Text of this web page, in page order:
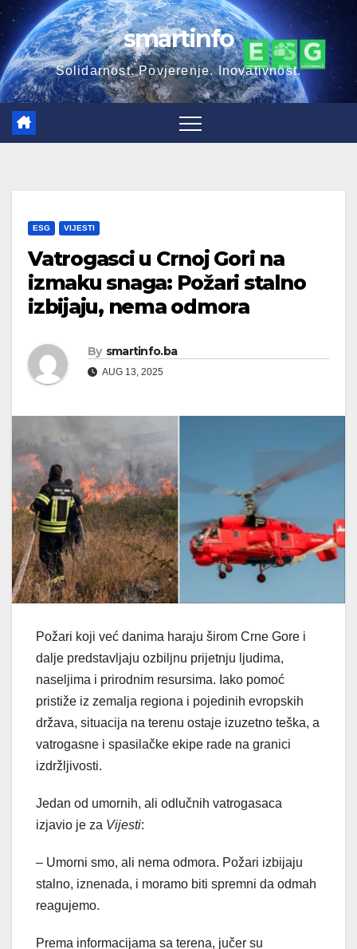
Skip
to
content
smartinfo
Solidarnost. Povjerenje. Inovativnost.
ESG VIJESTI
Vatrogasci u Crnoj Gori na
izmaku snaga: Požari stalno
izbijaju, nema odmora
By smartinfo.ba
AUG 13, 2025
Požari koji već danima haraju širom Crne Gore i
dalje predstavljaju ozbiljnu prijetnju ljudima,
naseljima i prirodnim resursima. Iako pomoć
pristiže iz zemalja regiona i pojedinih evropskih
država, situacija na terenu ostaje izuzetno teška, a
vatrogasne i spasilačke ekipe rade na granici
izdržljivosti.
Jedan od umornih, ali odlučnih vatrogasaca
izjavio je za Vijesti:
– Umorni smo, ali nema odmora. Požari izbijaju
stalno, iznenada, i moramo biti spremni da odmah
reagujemo.
Prema informacijama sa terena, jučer su